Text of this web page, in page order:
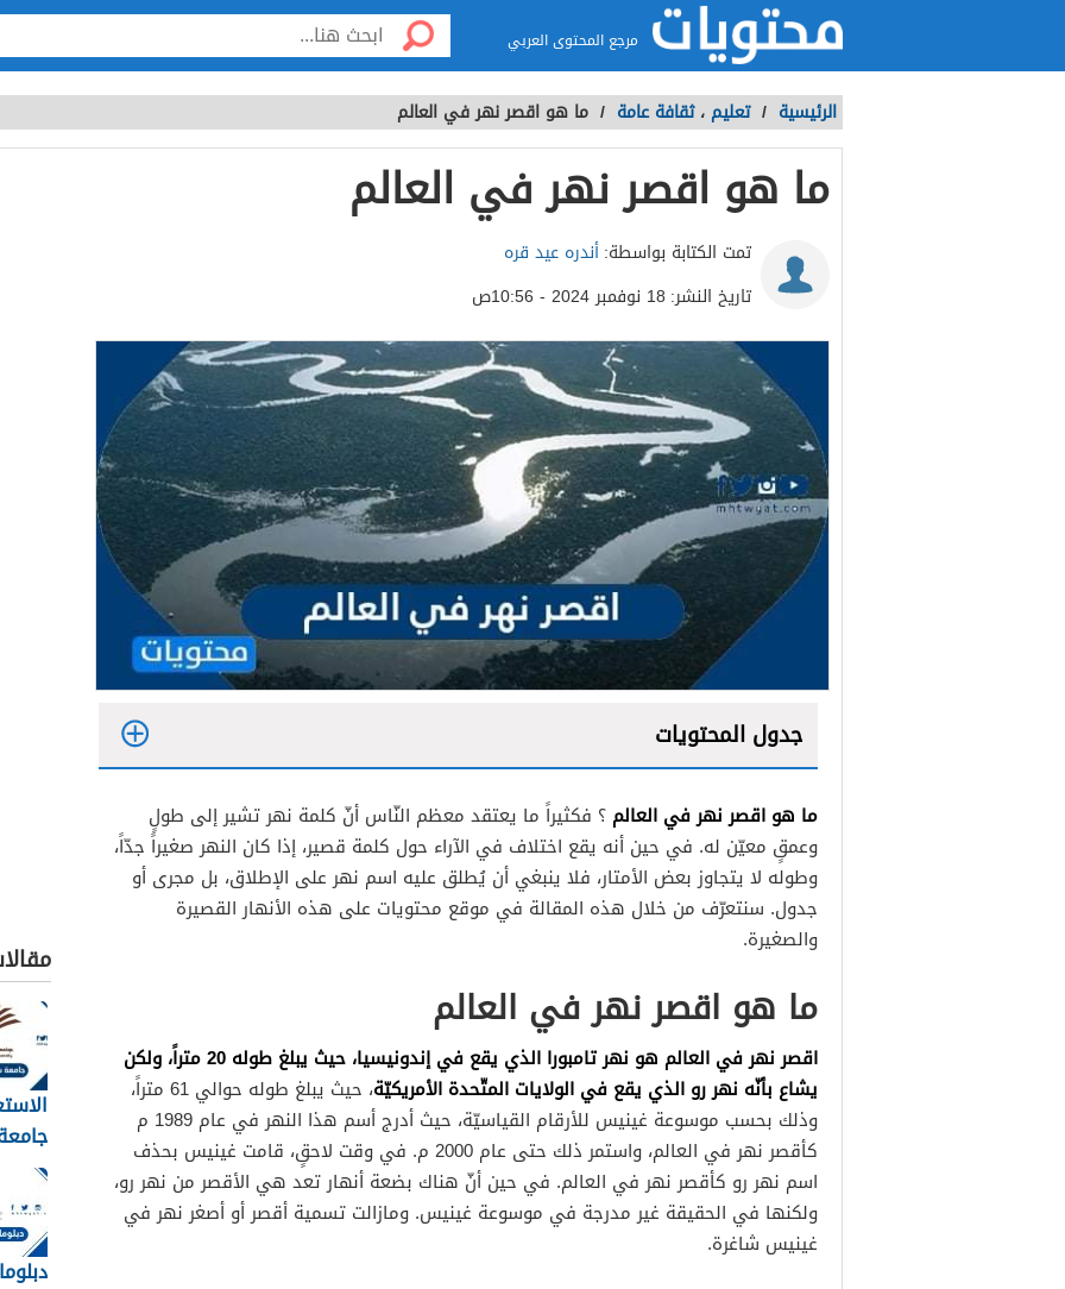
مرجع المحتوى العربي
الرئيسية / تعليم ، ثقافة عامة / ما هو اقصر نهر في العالم
ما هو اقصر نهر في العالم
تمت الكتابة بواسطة:أندره عيد قره
تاريخ النشر: 18 نوفمبر 2024 - 10:56ص
جدول المحتويات
نهر تامبورا أقصر نهر في العالم
نهر ريبرو ثاني أقصر نهر في العالم
نهر أومبلا ثالث أقصر نهر في العالم
نهر رو رابع أقصر نهر في العالم
نهر لوس باتوس
نهر دي أو D River
أقصر الأنهار في قارة آسيا
أقصر الأنهار في قارة أوروبا
أقصر الأنهار في قارة أمريكا
ما هو اقصر نهر في العالم ؟ فكثيراً ما يعتقد معظم النّاس أنّ كلمة نهر تشير إلى طولٍ
وعمقٍ معيّن له. في حين أنه يقع اختلاف في الآراء حول كلمة قصير، إذا كان النهر صغيراً جدّاً،
وطوله لا يتجاوز بعض الأمتار، فلا ينبغي أن يُطلق عليه اسم نهر على الإطلاق، بل مجرى أو
جدول. سنتعرّف من خلال هذه المقالة في موقع محتويات على هذه الأنهار القصيرة
والصغيرة.
ما هو اقصر نهر في العالم
اقصر نهر في العالم هو نهر تامبورا الذي يقع في إندونيسيا، حيث يبلغ طوله 20 متراً، ولكن
يشاع بأنّه نهر رو الذي يقع في الولايات المتّحدة الأمريكيّة
، حيث يبلغ طوله حوالي 61 متراً،
وذلك بحسب موسوعة غينيس للأرقام القياسيّة، حيث أدرج أسم هذا النهر في عام 1989 م
كأقصر نهر في العالم، واستمر ذلك حتى عام 2000 م. في وقت لاحقٍ، قامت غينيس بحذف
اسم نهر رو كأقصر نهر في العالم. في حين أنّ هناك بضعة أنهار تعد هي الأقصر من نهر رو،
ولكنها في الحقيقة غير مدرجة في موسوعة غينيس. ومازالت تسمية أقصر أو أصغر نهر في
غينيس شاغرة.
1448